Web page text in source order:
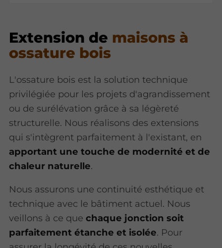
Extension de maisons à
ossature bois
L'ossature bois est la solution technique
privilégiée pour les projets d'agrandissement
ou de surélévation grâce à sa légèreté
structurelle. Nous réalisons des extensions
qui s'intègrent parfaitement à l'existant, en
apportant une touche de modernité et de
chaleur naturelle.
Nous assurons une continuité esthétique et
technique avec le bâtiment actuel. Nous
veillons à ce quechaque jonction soit
parfaitement étanche et isolée. Pour